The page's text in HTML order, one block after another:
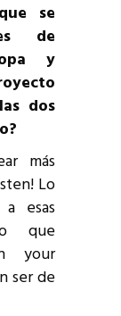
se
de
y
dos
más
Lo
esas
que
your
ser de